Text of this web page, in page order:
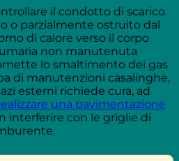
il condotto di scarico
o parzialmente ostruito dal
di calore verso il corpo
non manutenuta
lo smaltimento dei gas
di manutenzioni casalinghe,
esterni richiede cura, ad
una pavimentazione
interferire con le griglie di